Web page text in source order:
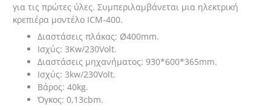
600,00€. είναι:
για τις πρώτες ύλες. Συμπεριλαμβάνεται μια ηλεκτρική
κρεπιέρα μοντέλο ICM-400.
Διαστάσεις πλάκας: Ø400mm.
Ισχύς: 3Kw/230Volt.
Διαστάσεις μηχανήματος: 930*600*365mm.
Ισχύς: 3kw/230Volt.
Βάρος: 40kg.
Όγκος: 0,13cbm.